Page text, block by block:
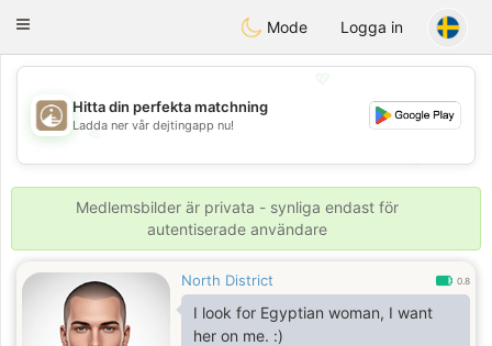
ahebik
Toggle
Mode Logga in
💖
💕
💕
Hitta din perfekta matchning
Ladda ner vår dejtingapp nu!
Medlemsbilder är privata - synliga endast för
autentiserade användare
North District 0.8
I look for Egyptian woman, I want
her on me. :)